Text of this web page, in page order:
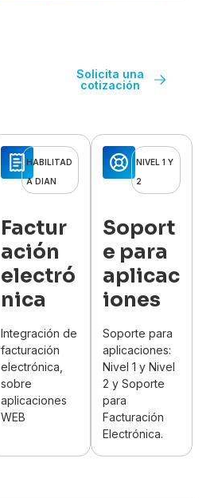
Solicita una
cotización
HABILITAD
A DIAN
Factur
ación
electró
nica
Integración de
facturación
electrónica,
sobre
aplicaciones
WEB
NIVEL 1 Y
2
Soport
e para
aplicac
iones
Soporte para
aplicaciones:
Nivel 1 y Nivel
2 y Soporte
para
Facturación
Electrónica.